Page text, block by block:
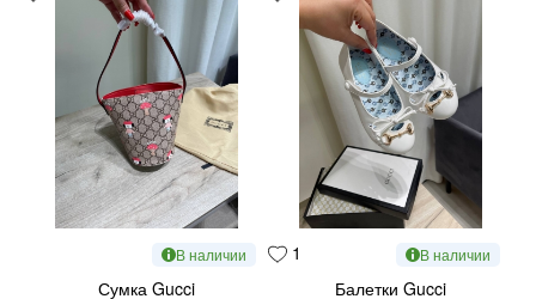
В наличии
Сумка Gucci
1 В наличии
Балетки Gucci